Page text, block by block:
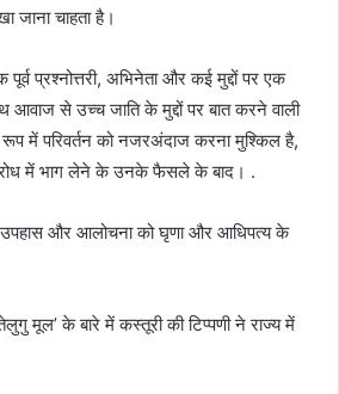
चाहता है।
प्रश्नोत्तरी, अभिनेता और कई मुद्दों पर एक
से उच्च जाति के मुद्दों पर बात करने वाली
रूप में परिवर्तन को नजरअंदाज करना मुश्किल है,
में भाग लेने के उनके फैसले के बाद। .
उपहास और आलोचना को घृणा और आधिपत्य के
मूल’ के बारे में कस्तूरी की टिप्पणी ने राज्य में